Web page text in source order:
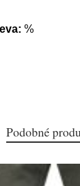
%
Podobné